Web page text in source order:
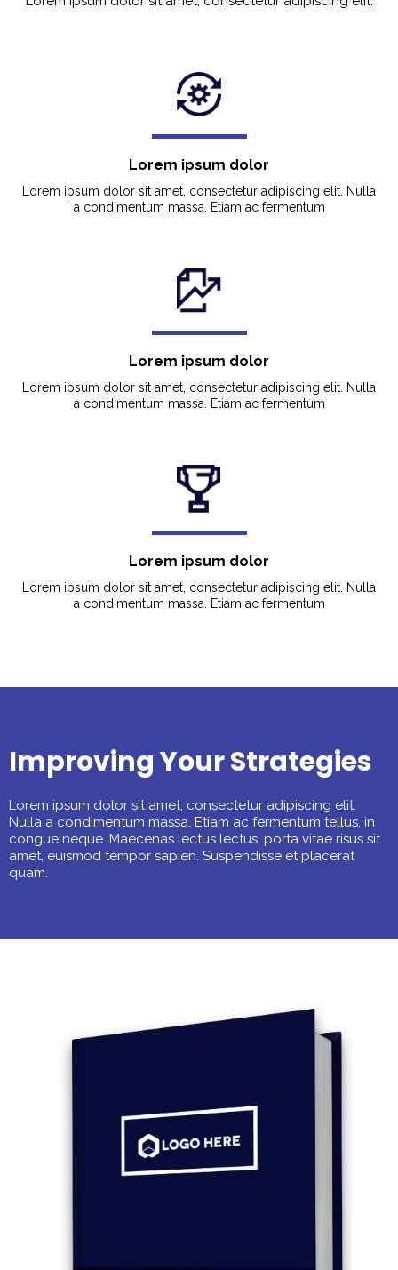
Lorem ipsum dolor
Lorem ipsum dolor sit amet, consectetur adipiscing elit. Nulla
a condimentum massa. Etiam ac fermentum
Lorem ipsum dolor
Lorem ipsum dolor sit amet, consectetur adipiscing elit. Nulla
a condimentum massa. Etiam ac fermentum
Lorem ipsum dolor
Lorem ipsum dolor sit amet, consectetur adipiscing elit. Nulla
a condimentum massa. Etiam ac fermentum
Improving Your Strategies
Lorem ipsum dolor sit amet, consectetur adipiscing elit.
Nulla a condimentum massa. Etiam ac fermentum tellus, in
congue neque. Maecenas lectus lectus, porta vitae risus sit
amet, euismod tempor sapien. Suspendisse et placerat
quam.